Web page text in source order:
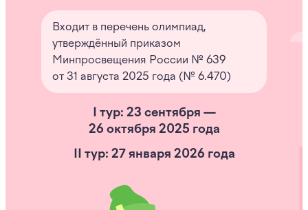
Входит в перечень олимпиад,
утверждённый приказом
Минпросвещения России № 639
от 31 августа 2025 года (№ 6.470)
I тур: 23 сентября —
26 октября 2025 года
II тур: 27 января 2026 года